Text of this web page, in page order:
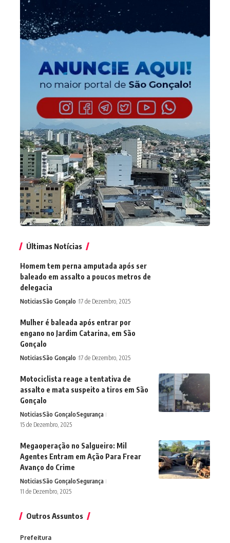
Últimas Notícias
Homem tem perna amputada após ser
baleado em assalto a poucos metros de
delegacia
NoticiasSão Gonçalo 17 de Dezembro, 2025
Mulher é baleada após entrar por
engano no Jardim Catarina, em São
Gonçalo
NoticiasSão Gonçalo 17 de Dezembro, 2025
Motociclista reage a tentativa de
assalto e mata suspeito a tiros em São
Gonçalo
NoticiasSão GonçaloSegurança
15 de Dezembro, 2025
Megaoperação no Salgueiro: Mil
Agentes Entram em Ação Para Frear
Avanço do Crime
NoticiasSão GonçaloSegurança
11 de Dezembro, 2025
Outros Assuntos
Prefeitura